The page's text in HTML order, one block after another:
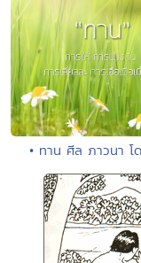
• ทาน ศีล ภาวนา โ